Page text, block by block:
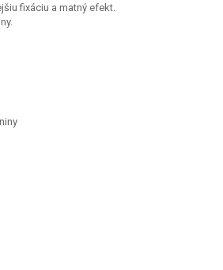
fixáciu a matný efekt.